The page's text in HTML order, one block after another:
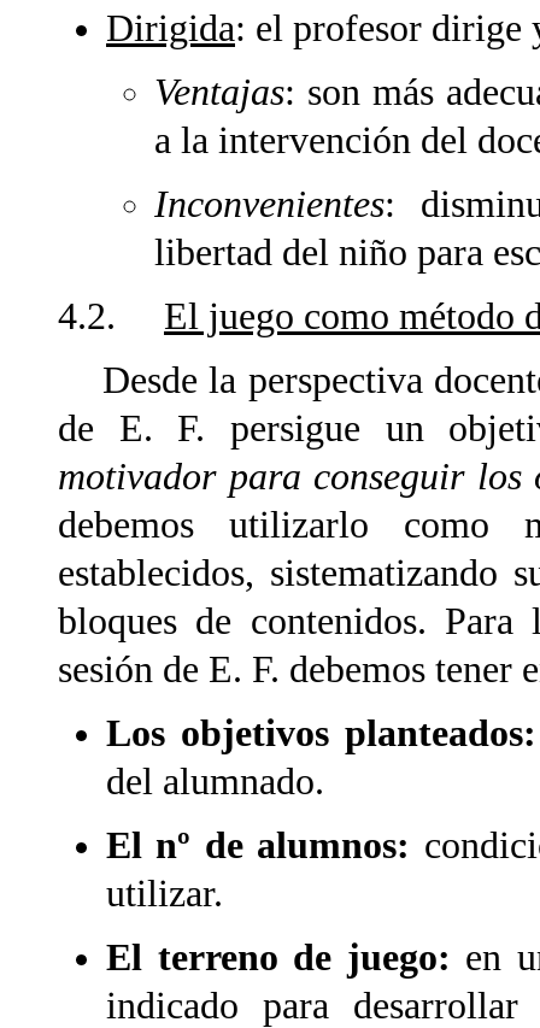
Dirigida: el profesor dirige
Ventajas: son más
a la intervención del
Inconvenientes:
libertad del niño para
4.2. El juego como método
Desde la perspectiva
de E. F. persigue un
motivador para conseguir
debemos utilizarlo como
establecidos, sistematizando
bloques de contenidos.
sesión de E. F. debemos tener
Los objetivos planteados:
del alumnado.
El nº de alumnos:
utilizar.
El terreno de juego: en
indicado para